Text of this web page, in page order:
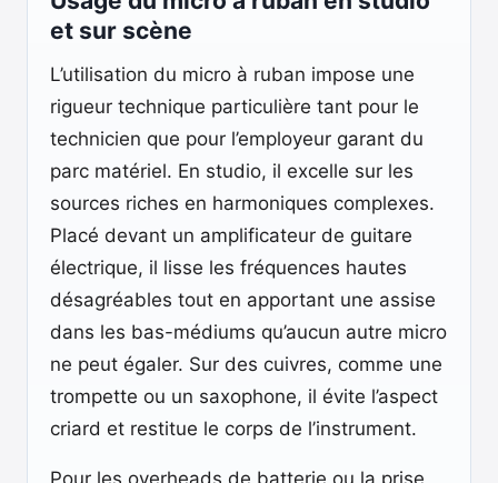
et sur scène
L’utilisation du micro à ruban impose une
rigueur technique particulière tant pour le
technicien que pour l’employeur garant du
parc matériel. En studio, il excelle sur les
sources riches en harmoniques complexes.
Placé devant un amplificateur de guitare
électrique, il lisse les fréquences hautes
désagréables tout en apportant une assise
dans les bas-médiums qu’aucun autre micro
ne peut égaler. Sur des cuivres, comme une
trompette ou un saxophone, il évite l’aspect
criard et restitue le corps de l’instrument.
Pour les overheads de batterie ou la prise